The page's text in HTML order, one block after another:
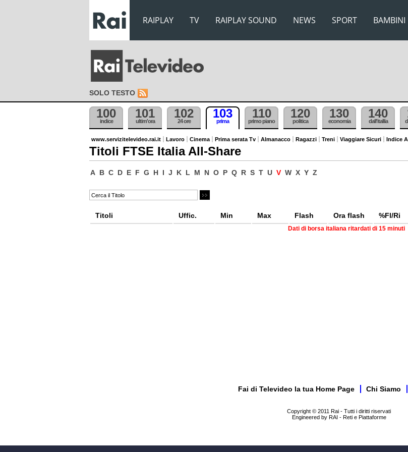
RAIPLAY TV RAIPLAY SOUND NEWS SPORT BAMBINI
SOLO TESTO
100
indice
101
ultim'ora
102
24 ore
103
prima
110
primo piano
120
politica
130
economia
140
dall'itallia
www.servizitelevideo.rai.it Lavoro Cinema Prima serata Tv Almanacco Ragazzi Treni Viaggiare Sicuri Indice
Titoli FTSE Italia All-Share
A B C D E F G H I J K L M N O P Q R S T U V W X Y Z
Titoli Uffic. Min Max Flash Ora flash %Fl/Ri
Dati di borsa italiana ritardati di 15 minuti
Fai di Televideo la tua Home Page Chi Siamo
Copyright © 2011 Rai - Tutti i diritti riservati
Engineered by RAI - Reti e Piattaforme